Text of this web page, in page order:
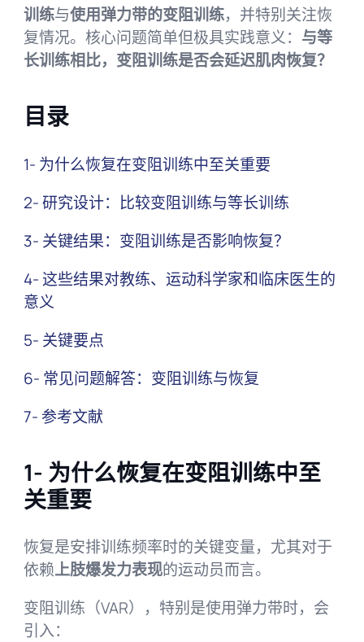
训练与使用弹力带的变阻训练，并特别关注恢
复情况。核心问题简单但极具实践意义： 与等
长训练相比，变阻训练是否会延迟肌肉恢复？
目录
1- 为什么恢复在变阻训练中至关重要
2- 研究设计：比较变阻训练与等长训练
3- 关键结果：变阻训练是否影响恢复？
4- 这些结果对教练、运动科学家和临床医生的
意义
5- 关键要点
6- 常见问题解答：变阻训练与恢复
7- 参考文献
1- 为什么恢复在变阻训练中至
关重要
恢复是安排训练频率时的关键变量，尤其对于
依赖上肢爆发力表现的运动员而言。
变阻训练（VAR），特别是使用弹力带时，会
引入：